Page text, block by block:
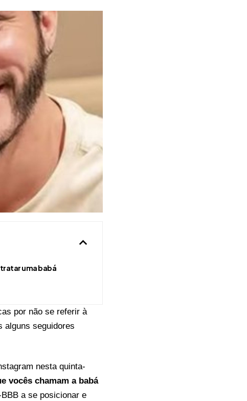
uma babá
por não se referir à
alguns seguidores
nesta quinta-
vocês chamam a babá
a se posicionar e